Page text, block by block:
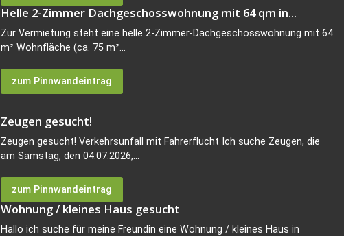
Helle 2-Zimmer Dachgeschosswohnung mit 64 qm in...
Zur Vermietung steht eine helle 2-Zimmer-Dachgeschosswohnung mit 64
m² Wohnfläche (ca. 75 m²...
zum Pinnwandeintrag
Zeugen gesucht!
Zeugen gesucht! Verkehrsunfall mit Fahrerflucht Ich suche Zeugen, die
am Samstag, den 04.07.2026,...
zum Pinnwandeintrag
Wohnung / kleines Haus gesucht
Hallo ich suche für meine Freundin eine Wohnung / kleines Haus in